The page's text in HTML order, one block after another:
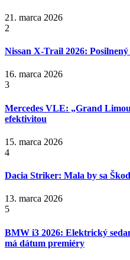
21. marca 2026
2
Nissan X‑Trail 2026:
16. marca 2026
3
Mercedes VLE: „Grand
efektivitou
15. marca 2026
4
Dacia Striker: Mala by sa
13. marca 2026
5
BMW i3 2026: Elektrický
má dátum premiéry